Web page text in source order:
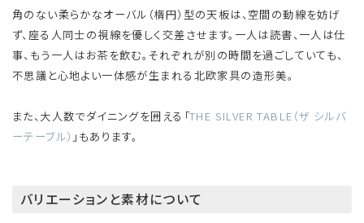
角のない柔らかなオーバル（楕円）型の天板は、空間の動線を妨げ
ず、座る人同士の視線を優しく交差させます。一人は読書、一人は仕
事、もう一人はお茶を飲む。それぞれが別の時間を過ごしていても、
不思議と心地よい一体感が生まれる北欧家具の造形美。
また、大人数でダイニングを囲える「THE SILVER TABLE（ザ シルバ
ーテーブル） 」もあります。
バリエーションと素材について